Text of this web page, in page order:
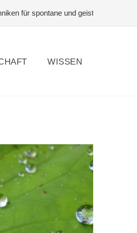
und geistreiche Antworten
WISSEN